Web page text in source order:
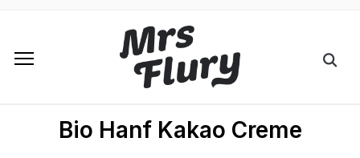
Bio Hanf Kakao Creme